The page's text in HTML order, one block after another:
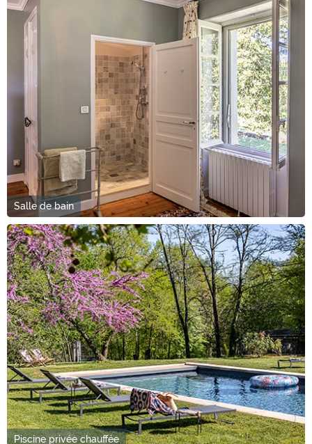
Salle de bain
Piscine privée chauffée